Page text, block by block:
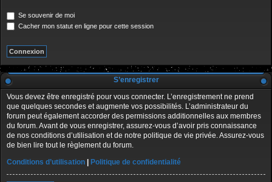
Se souvenir de moi
Cacher mon statut en ligne pour cette session
S’enregistrer
Vous devez être enregistré pour vous connecter. L’enregistrement ne prend
que quelques secondes et augmente vos possibilités. L’administrateur du
forum peut également accorder des permissions additionnelles aux membres
du forum. Avant de vous enregistrer, assurez-vous d’avoir pris connaissance
de nos conditions d’utilisation et de notre politique de vie privée. Assurez-vous
de bien lire tout le règlement du forum.
Conditions d’utilisation
Politique de confidentialité